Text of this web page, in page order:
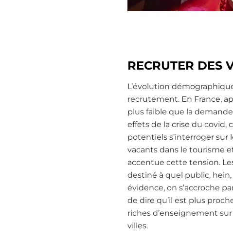
RECRUTER DES
L’évolution
recrutement. En France,
plus faible que la
effets de la crise du covid,
potentiels s’interroger sur
vacants dans le tourisme
accentue cette tension.
destiné à quel public,
évidence, on s’accroche
de dire qu’il est plus
riches d’enseignement
villes.